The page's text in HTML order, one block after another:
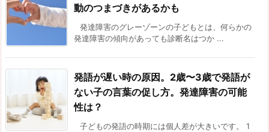
動のつまづきがあるかも
発達障害のグレーゾーンの子どもとは、何らかの
発達障害の傾向があっても診断名はつか ...
発語が遅い時の原因。2歳〜3歳で発語が
ない子の言葉の促し方。発達障害の可能
性は？
子どもの発語の時期には個人差が大きいです。 1